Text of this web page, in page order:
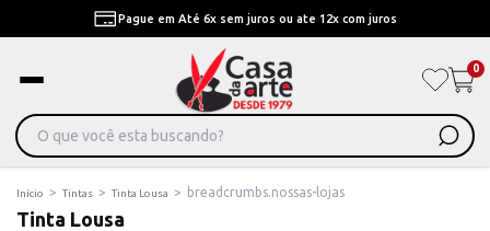
Pague em Até 6x sem juros ou ate 12x com juros
0
Início > Tintas > Tinta Lousa > breadcrumbs.nossas-lojas
Tinta Lousa